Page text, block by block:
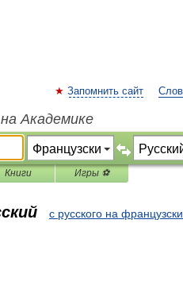
Запомнить сайт
Академике
Книги Игры ⚽
с русского на